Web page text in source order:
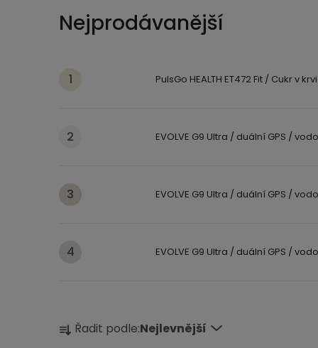
Nejprodávanější
PulsGo HEALTH ET472 Fit / Cukr v
EVOLVE G9 Ultra / duální GPS /
EVOLVE G9 Ultra / duální GPS /
EVOLVE G9 Ultra / duální GPS /
Ř Řadit podle:Nejlevnější